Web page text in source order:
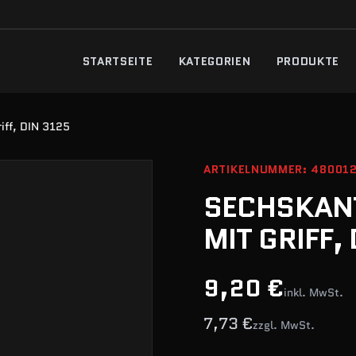
STARTSEITE KATEGORIEN PRODUKTE
DIN 3125
ARTIKELNUMMER:
MIT
9,20 €inkl. MwSt.
7,73 €zzgl. MwSt.